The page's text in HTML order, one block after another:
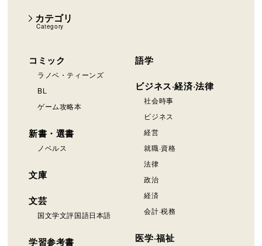
カテゴリ
Category
コミック
ラノベ・ティーンズ
BL
ゲーム攻略本
新書・選書
ノベルス
文庫
文芸
国文学文評国語日本語
学習参考書
語学
ビジネス·経済·法律
社会時事
ビジネス
経営
就職·資格
法律
政治
経済
会計·税務
医学·福祉